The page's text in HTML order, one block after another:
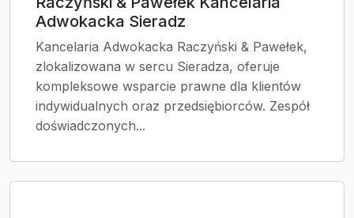
Adwokacka Sieradz
Kancelaria Adwokacka Raczyński & Pawełek,
zlokalizowana w sercu Sieradza, oferuje
kompleksowe wsparcie prawne dla klientów
indywidualnych oraz przedsiębiorców. Zespół
doświadczonych...